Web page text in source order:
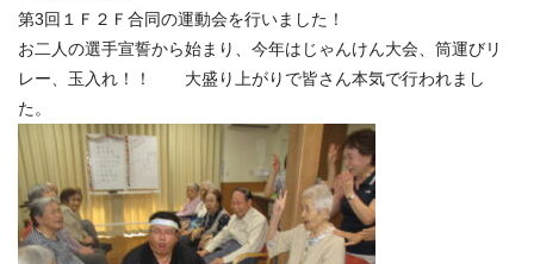
第3回１Ｆ２Ｆ合同の運動会を行いました！
お二人の選手宣誓から始まり、今年はじゃんけん大会、筒運びリ
レー、玉入れ！！ 大盛り上がりで皆さん本気で行われまし
た。